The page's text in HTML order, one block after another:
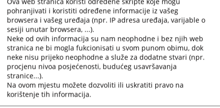
pohranjivati i koristiti određene informacije iz vašeg
browsera i vašeg uređaja (npr. IP adresa uređaja, varijable o
sesiji unutar browsera, ...).
Neke od ovih informacija su nam neophodne i bez njih web
stranica ne bi mogla fukcionisati u svom punom obimu, dok
neke nisu prijeko neophodne a služe za dodatne stvari (npr.
procjenu nivoa posjećenosti, budućeg usavršavanja
stranice...).
Na ovom mjestu možete dozvoliti ili uskratiti pravo na
korištenje tih informacija.